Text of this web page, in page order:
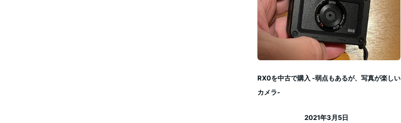
RX0を中古で購入 -弱点もあるが、写真が楽しい
カメラ-
2021年3月5日